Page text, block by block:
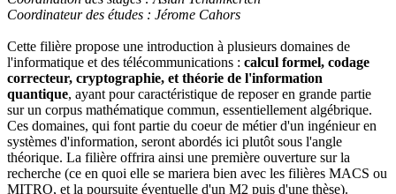
Coordinateur des études : Jérome Cahors
Cette filière propose une introduction à plusieurs domaines de
l'informatique et des télécommunications : calcul formel, codage
correcteur, cryptographie, et théorie de l'information
quantique, ayant pour caractéristique de reposer en grande partie
sur un corpus mathématique commun, essentiellement algébrique.
Ces domaines, qui font partie du coeur de métier d'un ingénieur en
systèmes d'information, seront abordés ici plutôt sous l'angle
théorique. La filière offrira ainsi une première ouverture sur la
recherche (ce en quoi elle se mariera bien avec les filières MACS ou
MITRO, et la poursuite éventuelle d'un M2 puis d'une thèse).